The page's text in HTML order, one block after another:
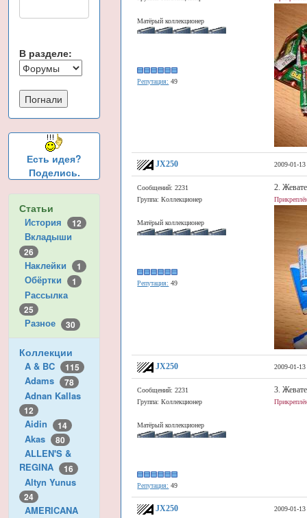
В разделе:
Есть идея?
Поделись.
Статьи
История 12
Вкладыши
26
Наклейки 1
Обёртки 1
Рассылка
25
Разное 30
Коллекции
A & BC 115
Adams 78
Adnan Kallas
12
Aidin 14
Akas 80
ALLEN'S &
REGINA
16
Altyn Yunus
24
AMERICANA
Матёрый коллекционер
Репутация: 49
JX250 2009-01-
Сообщений: 2231
Группа: Коллекционер
Матёрый коллекционер
Репутация: 49
2.
JX250 2009-01-
Сообщений: 2231
Группа: Коллекционер
Матёрый коллекционер
Репутация: 49
3.
JX250 2009-01-